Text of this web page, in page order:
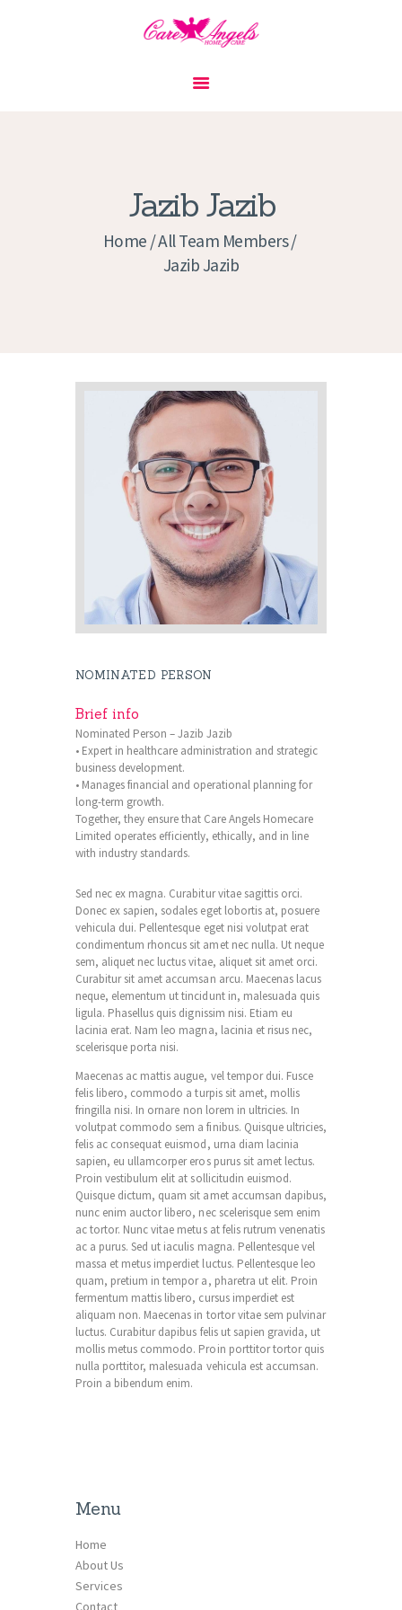
Jazib Jazib
Home All Team Members
Jazib Jazib
PRIVACY POLICY
APPLICATION
CURRENT JOBS
NOMINATED PERSON
Brief info
Nominated Person – Jazib Jazib
• Expert in healthcare administration and strategic
business development.
• Manages financial and operational planning for
long-term growth.
Together, they ensure that Care Angels Homecare
Limited operates efficiently, ethically, and in line
with industry standards.
Sed nec ex magna. Curabitur vitae sagittis orci.
Donec ex sapien, sodales eget lobortis at, posuere
vehicula dui. Pellentesque eget nisi volutpat erat
condimentum rhoncus sit amet nec nulla. Ut neque
sem, aliquet nec luctus vitae, aliquet sit amet orci.
Curabitur sit amet accumsan arcu. Maecenas lacus
neque, elementum ut tincidunt in, malesuada quis
ligula. Phasellus quis dignissim nisi. Etiam eu
lacinia erat. Nam leo magna, lacinia et risus nec,
scelerisque porta nisi.
Maecenas ac mattis augue, vel tempor dui. Fusce
felis libero, commodo a turpis sit amet, mollis
fringilla nisi. In ornare non lorem in ultricies. In
volutpat commodo sem a finibus. Quisque ultricies,
felis ac consequat euismod, urna diam lacinia
sapien, eu ullamcorper eros purus sit amet lectus.
Proin vestibulum elit at sollicitudin euismod.
Quisque dictum, quam sit amet accumsan dapibus,
nunc enim auctor libero, nec scelerisque sem enim
ac tortor. Nunc vitae metus at felis rutrum venenatis
ac a purus. Sed ut iaculis magna. Pellentesque vel
massa et metus imperdiet luctus. Pellentesque leo
quam, pretium in tempor a, pharetra ut elit. Proin
fermentum mattis libero, cursus imperdiet est
aliquam non. Maecenas in tortor vitae sem pulvinar
luctus. Curabitur dapibus felis ut sapien gravida, ut
mollis metus commodo. Proin porttitor tortor quis
nulla porttitor, malesuada vehicula est accumsan.
Proin a bibendum enim.
Menu
Home
About Us
Services